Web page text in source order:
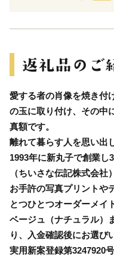
愛する者の肖像を焼き付
の玉に取り付け、その中
真額です。
離れて暮らす人を思い出
1993年に新丸子で創業し
（ちいさな伝記株式会社
お手許の写真プリントや
とつひとつオーダーメイ
ベージュ（ナチュラル）
り、入金確認後にお選び
実用新案登録第3247920号